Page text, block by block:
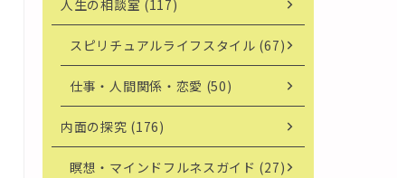
人生の相談室 (117)
スピリチュアルライフスタイル (67)
仕事・人間関係・恋愛 (50)
内面の探究 (176)
瞑想・マインドフルネスガイド (27)